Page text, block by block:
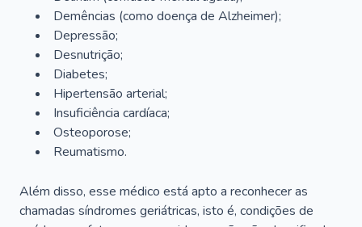
Demências (como doença de Alzheimer);
Depressão;
Desnutrição;
Diabetes;
Hipertensão arterial;
Insuficiência cardíaca;
Osteoporose;
Reumatismo.
Além disso, esse médico está apto a reconhecer as
chamadas síndromes geriátricas, isto é, condições de